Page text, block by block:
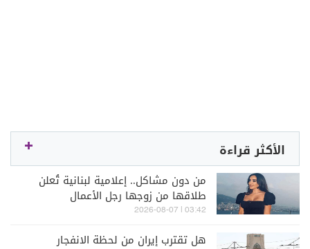
الأكثر قراءة
من دون مشاكل.. إعلامية لبنانية تُعلن
طلاقها من زوجها رجل الأعمال
03:42 | 2026-08-07
هل تقترب إيران من لحظة الانفجار